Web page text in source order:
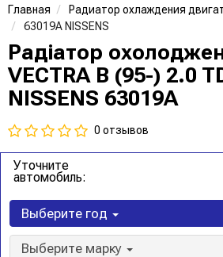
Главная
Радиатор охлаждения
63019A NISSENS
Радіатор
VECTRA B (95-) 2.0
NISSENS 63019A
0 отзывов
Уточните
автомобиль:
Выберите год
Выберите марку